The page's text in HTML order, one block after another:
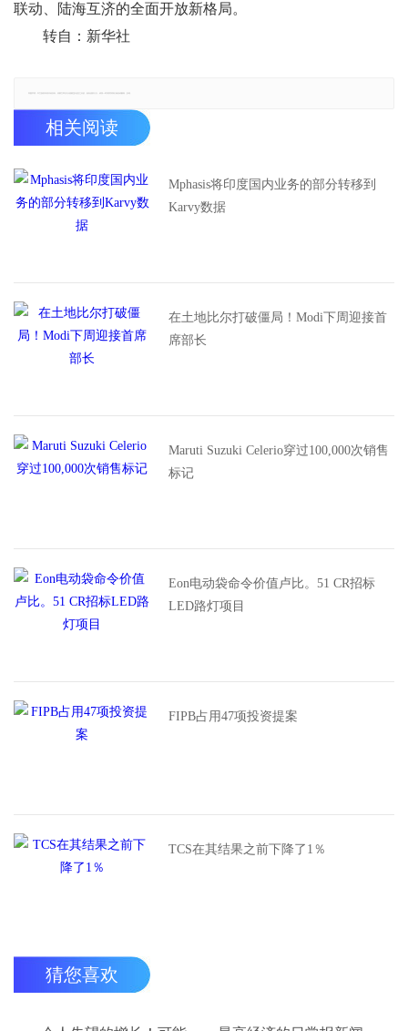
联动、陆海互济的全面开放新格局。
转自：新华社
相关阅读
Mphasis将印度国内业务的部分转移到
Karvy数据
在土地比尔打破僵局！Modi下周迎接首
席部长
Maruti Suzuki Celerio穿过100,000次销售
标记
Eon电动袋命令价值卢比。51 CR招标
LED路灯项目
FIPB占用47项投资提案
TCS在其结果之前下降了1％
猜您喜欢